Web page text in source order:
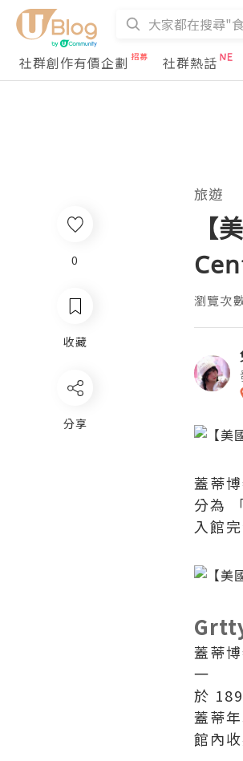
社群創作有價企劃
社群熱話
0
收藏
分享
旅遊
【
瀏覽次
蓋蒂
分為
入館
蓋蒂
一
於
蓋蒂
館內